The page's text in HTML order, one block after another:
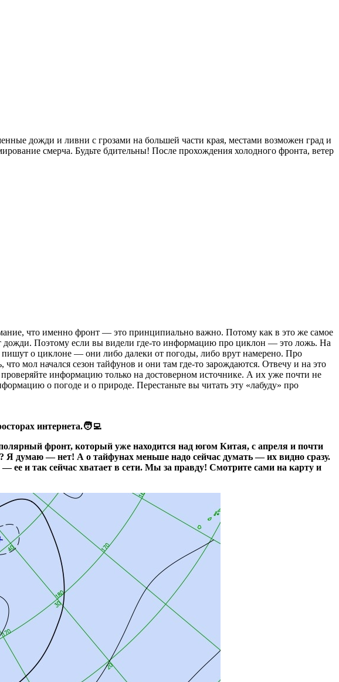
дожди и ливни с грозами на большей части края, местами возможен град и
смерча. Будьте бдительны! После прохождения холодного фронта, ветер
что именно фронт — это принципиально важно. Потому как в это же самое
дожди. Поэтому если вы видели где-то информацию про циклон — это ложь. На
пишут о циклоне — они либо далеки от погоды, либо врут намерено. Про
мол начался сезон тайфунов и они там где-то зарождаются. Отвечу и на это
информацию только на достоверном источнике. А их уже почти не
о погоде и о природе. Перестаньте вы читать эту «лабуду» про
интернета.🧑‍💻
фронт, который уже находится над югом Китая, с апреля и почти
Я думаю — нет! А о тайфунах меньше надо сейчас думать — их видно сразу.
и так сейчас хватает в сети. Мы за правду! Смотрите сами на карту и